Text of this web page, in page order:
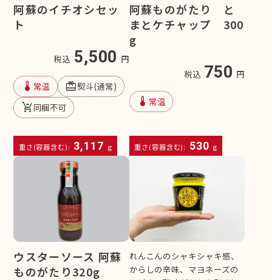
阿蘇のイチオシセッ
ト
税込 5,500 円
device_thermostat 常温 redeem熨斗(通常)
remove_shopping_cart同梱不可
重さ(容器含む): 3,117 g
阿蘇ものがたり と
まとケチャップ 300
g
税込 750 円
device_thermostat 常温
重さ(容器含む): 530 g
ウスターソース 阿蘇
ものがたり320g
れんこんのシャキシャキ感、
からしの辛味、マヨネーズの